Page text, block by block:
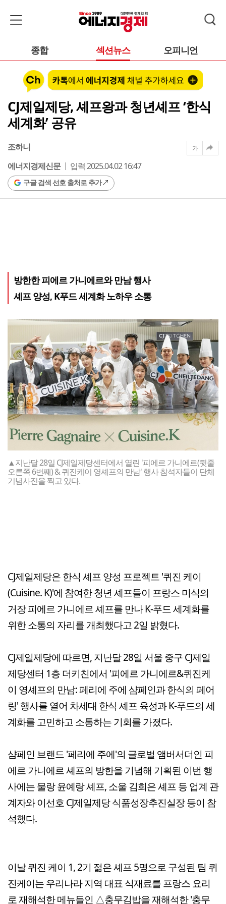
종합 섹션뉴스 오피니언
CJ제일제당, 셰프왕과 청년셰프 ‘한식
세계화’ 공유
조하니
에너지경제신문
입력 2025.04.02 16:47
구글 검색 선호 출처로 추가
가
방한한 피에르 가니에르와 만남 행사
셰프 양성, K푸드 세계화 노하우 소통
▲지난달 28일 CJ제일제당센터에서 열린 '피에르 가니에르(뒷줄
오른쪽 6번째) & 퀴진케이 영셰프의 만남' 행사 참석자들이 단체
기념사진을 찍고 있다.
CJ제일제당은 한식 셰프 양성 프로젝트 '퀴진 케이
(Cuisine. K)'에 참여한 청년 셰프들이 프랑스 미식의
거장 피에르 가니에르 셰프를 만나 K-푸드 세계화를
위한 소통의 자리를 개최했다고 2일 밝혔다.
CJ제일제당에 따르면, 지난달 28일 서울 중구 CJ제일
제당센터 1층 더키친에서 '피에르 가니에르&퀴진케
이 영셰프의 만남: 페리에 주에 샴페인과 한식의 페어
링' 행사를 열어 차세대 한식 셰프 육성과 K-푸드의 세
계화를 고민하고 소통하는 기회를 가졌다.
샴페인 브랜드 '페리에 주에'의 글로벌 앰버서더인 피
에르 가니에르 셰프의 방한을 기념해 기획된 이번 행
사에는 물랑 윤예랑 셰프, 소울 김희은 셰프 등 업계 관
계자와 이선호 CJ제일제당 식품성장추진실장 등이 참
석했다.
이날 퀴진 케이 1, 2기 젊은 셰프 5명으로 구성된 팀 퀴
진케이는 우리나라 지역 대표 식재료를 프랑스 요리
로 재해석한 메뉴들인 △충무김밥을 재해석한 '충무